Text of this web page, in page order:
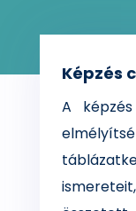
Képzés
A